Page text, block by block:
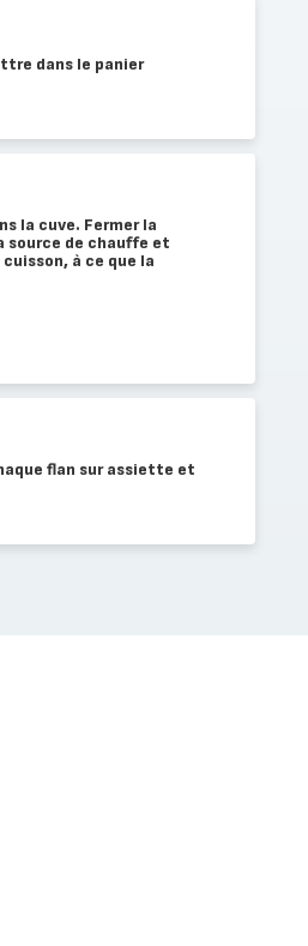
dans le panier
la cuve. Fermer la
source de chauffe et
à ce que la
flan sur assiette et